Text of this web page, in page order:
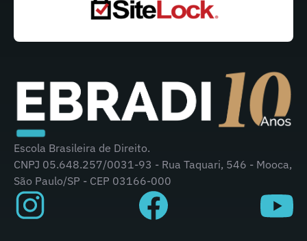
Escola Brasileira de Direito.
CNPJ 05.648.257/0031-93 - Rua Taquari, 546 - Mooca,
São Paulo/SP - CEP 03166-000